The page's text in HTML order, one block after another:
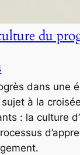
du
dans une
à la
: la culture